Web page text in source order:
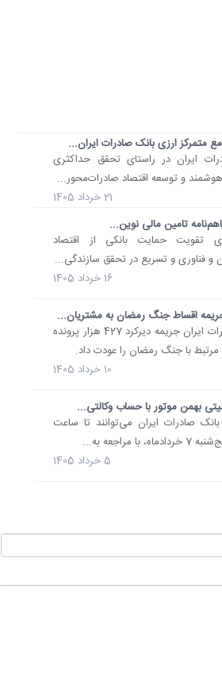
متمرکز ارزی بانک صادرات ایران...
ایران در راستای تحقق حداکثری
هوشمند و توسعه اقتصاد صادرات‌محور...
21 خرداد 1405
تامین مالی نوین...
تقویت حمایت بانکی از اقتصاد
و فناوری و تسریع در تحقق سازندگی...
16 خرداد 1405
اقساط جنگ رمضان به مشتریان...
​بانک صادرات ایران جریمه دیرکرد 427 هزار پرونده
مرتبط با جنگ رمضان را عودت داد.
10 خرداد 1405
بهمن موتور با حساب وکالتی...
صادرات ایران می‌توانند تا ساعت
5 خرداد 1405